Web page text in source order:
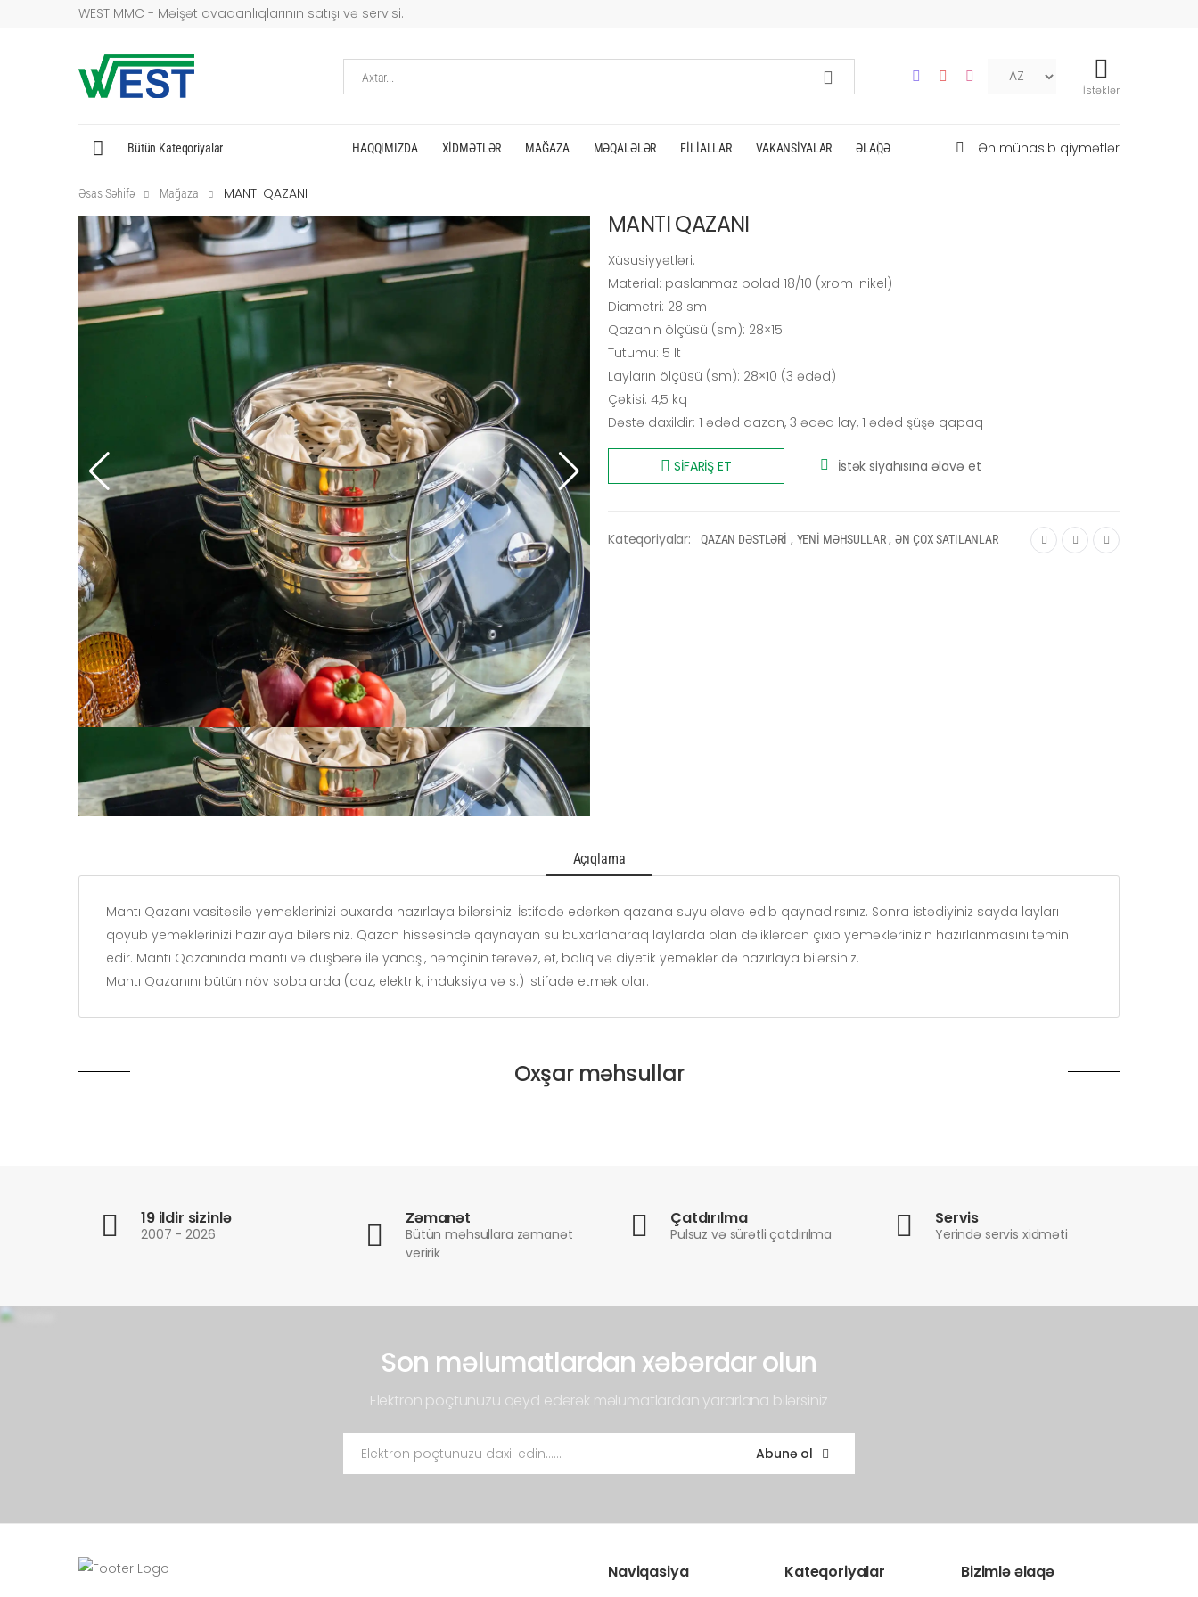
WEST MMC - Məişət avadanlıqlarının satışı və servisi.
Axtar...
İstəklər
Bütün Kateqoriyalar HAQQIMIZDA XIDMƏTLƏR MAĞAZA MƏQALƏLƏR FILIALLAR VAKANSIYALAR ƏLAQƏ Ən münasib qiymətlər
Əsas Səhifə Mağaza MANTI QAZANI
MANTI QAZANI
Xüsusiyyətləri:
Material: paslanmaz polad 18/10 (xrom-nikel)
Diametri: 28 sm
Qazanın ölçüsü (sm): 28×15
Tutumu: 5 lt
Layların ölçüsü (sm): 28×10 (3 ədəd)
Çəkisi: 4,5 kq
Dəstə daxildir: 1 ədəd qazan, 3 ədəd lay, 1 ədəd şüşə qapaq
SİFARİŞ ET İstək siyahısına əlavə et
Kateqoriyalar: QAZAN DƏSTLƏRİ , YENİ MƏHSULLAR,ƏN ÇOX SATILANLAR
Açıqlama
Mantı Qazanı vasitəsilə yeməklərinizi buxarda hazırlaya bilərsiniz. İstifadə edərkən qazana suyu əlavə edib qaynadırsınız. Sonra istədiyiniz sayda layları
qoyub yeməklərinizi hazırlaya bilərsiniz. Qazan hissəsində qaynayan su buxarlanaraq laylarda olan dəliklərdən çıxıb yeməklərinizin hazırlanmasını təmin
edir. Mantı Qazanında mantı və düşbərə ilə yanaşı, həmçinin tərəvəz, ət, balıq və diyetik yeməklər də hazırlaya bilərsiniz.
Mantı Qazanını bütün növ sobalarda (qaz, elektrik, induksiya və s.) istifadə etmək olar.
Oxşar məhsullar
19 ildir sizinlə
2007 - 2026
Zəmanət
Bütün məhsullara zəmanət
veririk
Çatdırılma
Pulsuz və sürətli çatdırılma
Servis
Yerində servis xidməti
Son məlumatlardan xəbərdar olun
Elektron poçtunuzu qeyd edərək məlumatlardan yararlana bilərsiniz
Abunə ol
Naviqasiya Kateqoriyalar Bizimlə əlaqə